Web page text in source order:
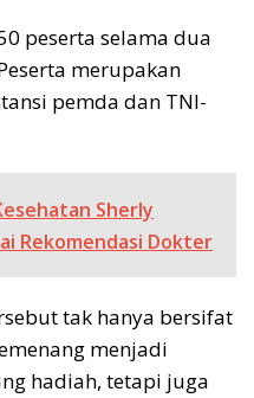
peserta selama dua
merupakan
pemda dan TNI-
Sherly
Rekomendasi Dokter
tak hanya bersifat
menjadi
hadiah, tetapi juga